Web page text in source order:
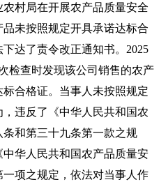
农村局在开展农产品质量安全
未按照规定开具承诺达标合
达了责令改正通知书。2025
检查时发现该公司销售的农产
合格证。当事人未按照规定
违反了《中华人民共和国农
和第三十九条第一款之规
华人民共和国农产品质量安
项之规定，依法对当事人作